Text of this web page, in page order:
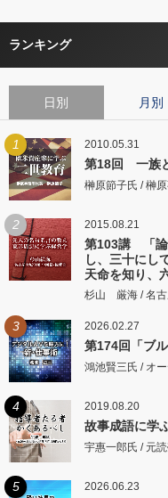
ランキング
日別 月別
1 2010.05.31
第18回 一族
榊原節子氏 / 榊
2 2015.08.21
第103講 「論
し、三十にし
天命を知り、
するところに
杉山 厳海 / 名古
3 2026.02.27
第174回「ブ
鴻池賢三氏 / オ
4 2019.08.20
故事成語に学
宇惠一郎氏 / 元
5 2026.06.23